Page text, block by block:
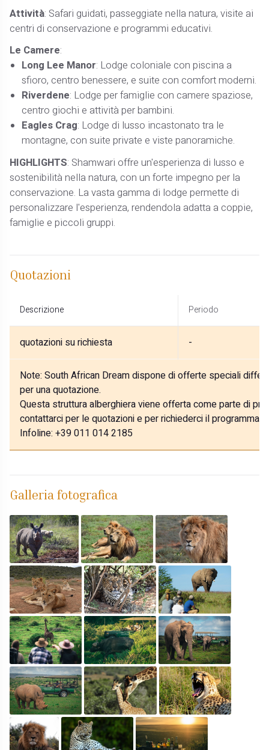
Attività: Safari guidati, passeggiate nella natura, visite ai
centri di conservazione e programmi educativi.
Le Camere:
Long Lee Manor: Lodge coloniale con piscina a
sfioro, centro benessere, e suite con comfort moderni.
Riverdene: Lodge per famiglie con camere spaziose,
centro giochi e attività per bambini.
Eagles Crag: Lodge di lusso incastonato tra le
montagne, con suite private e viste panoramiche.
HIGHLIGHTS: Shamwari offre un'esperienza di lusso e
sostenibilità nella natura, con un forte impegno per la
conservazione. La vasta gamma di lodge permette di
personalizzare l'esperienza, rendendola adatta a coppie,
famiglie e piccoli gruppi.
Quotazioni
Descrizione Periodo
quotazioni su richiesta -
Note: South African Dream dispone di offerte speciali
per una quotazione.
Questa struttura alberghiera viene offerta come parte di
contattarci per le quotazioni e per richiederci il programma
Infoline: +39 011 014 2185
Galleria fotografica